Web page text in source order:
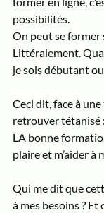
possibilités.
On peut se former
Littéralement.
je sois débutant
Ceci dit, face à
retrouver tétanisé
LA bonne
plaire et m’aider à
Qui me dit que
à mes besoins ? Et